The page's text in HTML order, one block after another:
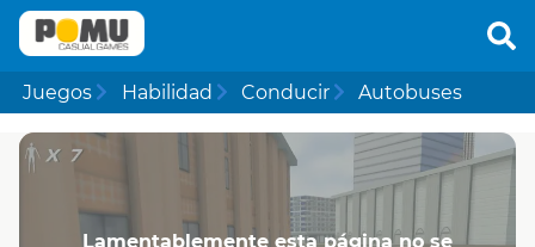
Juegos Habilidad Conducir Autobuses
Lamentablemente esta página no se